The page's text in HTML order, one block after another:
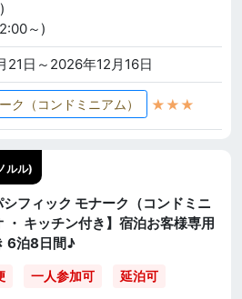
～)
21日～2026年12月16日
ク（コンドミニアム） ★★★
ルル)
フィック モナーク（コンドミニ
・ キッチン付き】宿泊お客様専用
6泊8日間♪
一人参加可 延泊可